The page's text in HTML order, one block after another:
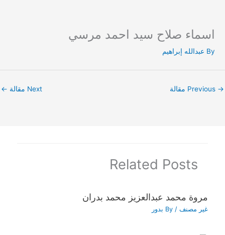
content
اسماء صلاح سيد احمد مرسي
By عبدالله إبراهيم
→ Next مقالة ←
Related Posts
مروة محمد عبدالعزيز محمد بدران
غير مصنف / By بدور